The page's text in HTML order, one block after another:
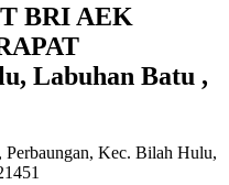
BRI AEK
Labuhan Batu ,
Perbaungan, Kec. Bilah Hulu,